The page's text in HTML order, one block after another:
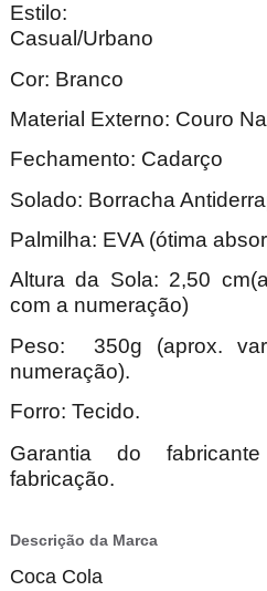
Estilo:
Cor: Branco
Material Externo: Couro
Fechamento: Cadarço
Solado: Borracha
Palmilha: EVA (ótima
Altura da Sola: 2,50
com a numeração)
Peso: 350g (aprox.
numeração).
Forro: Tecido.
Garantia do
fabricação.
Descrição da Marca
Coca Cola